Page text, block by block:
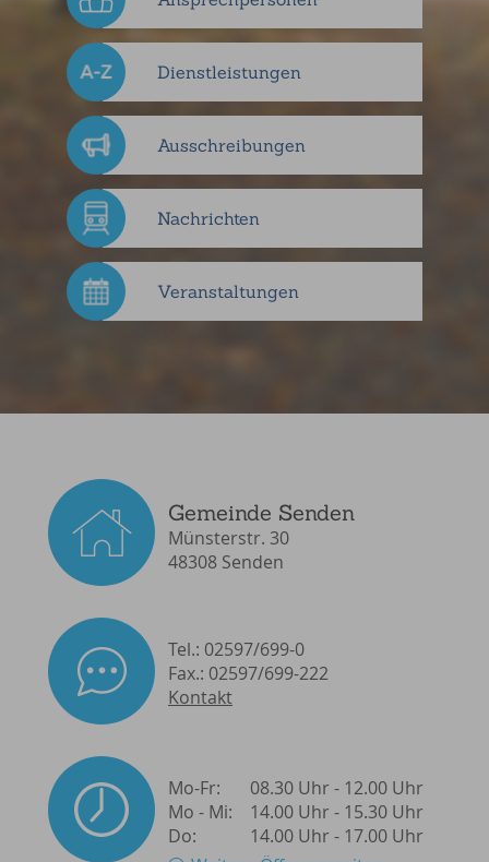
Dienstleistungen
Ausschreibungen
Nachrichten
Veranstaltungen
Gemeinde Senden
Münsterstr. 30
48308 Senden
Tel.: 02597/699-0
Fax.: 02597/699-222
Kontakt
Mo-Fr:
Mo - Mi:
Do:
08.30 Uhr - 12.00 Uhr
14.00 Uhr - 15.30 Uhr
14.00 Uhr - 17.00 Uhr